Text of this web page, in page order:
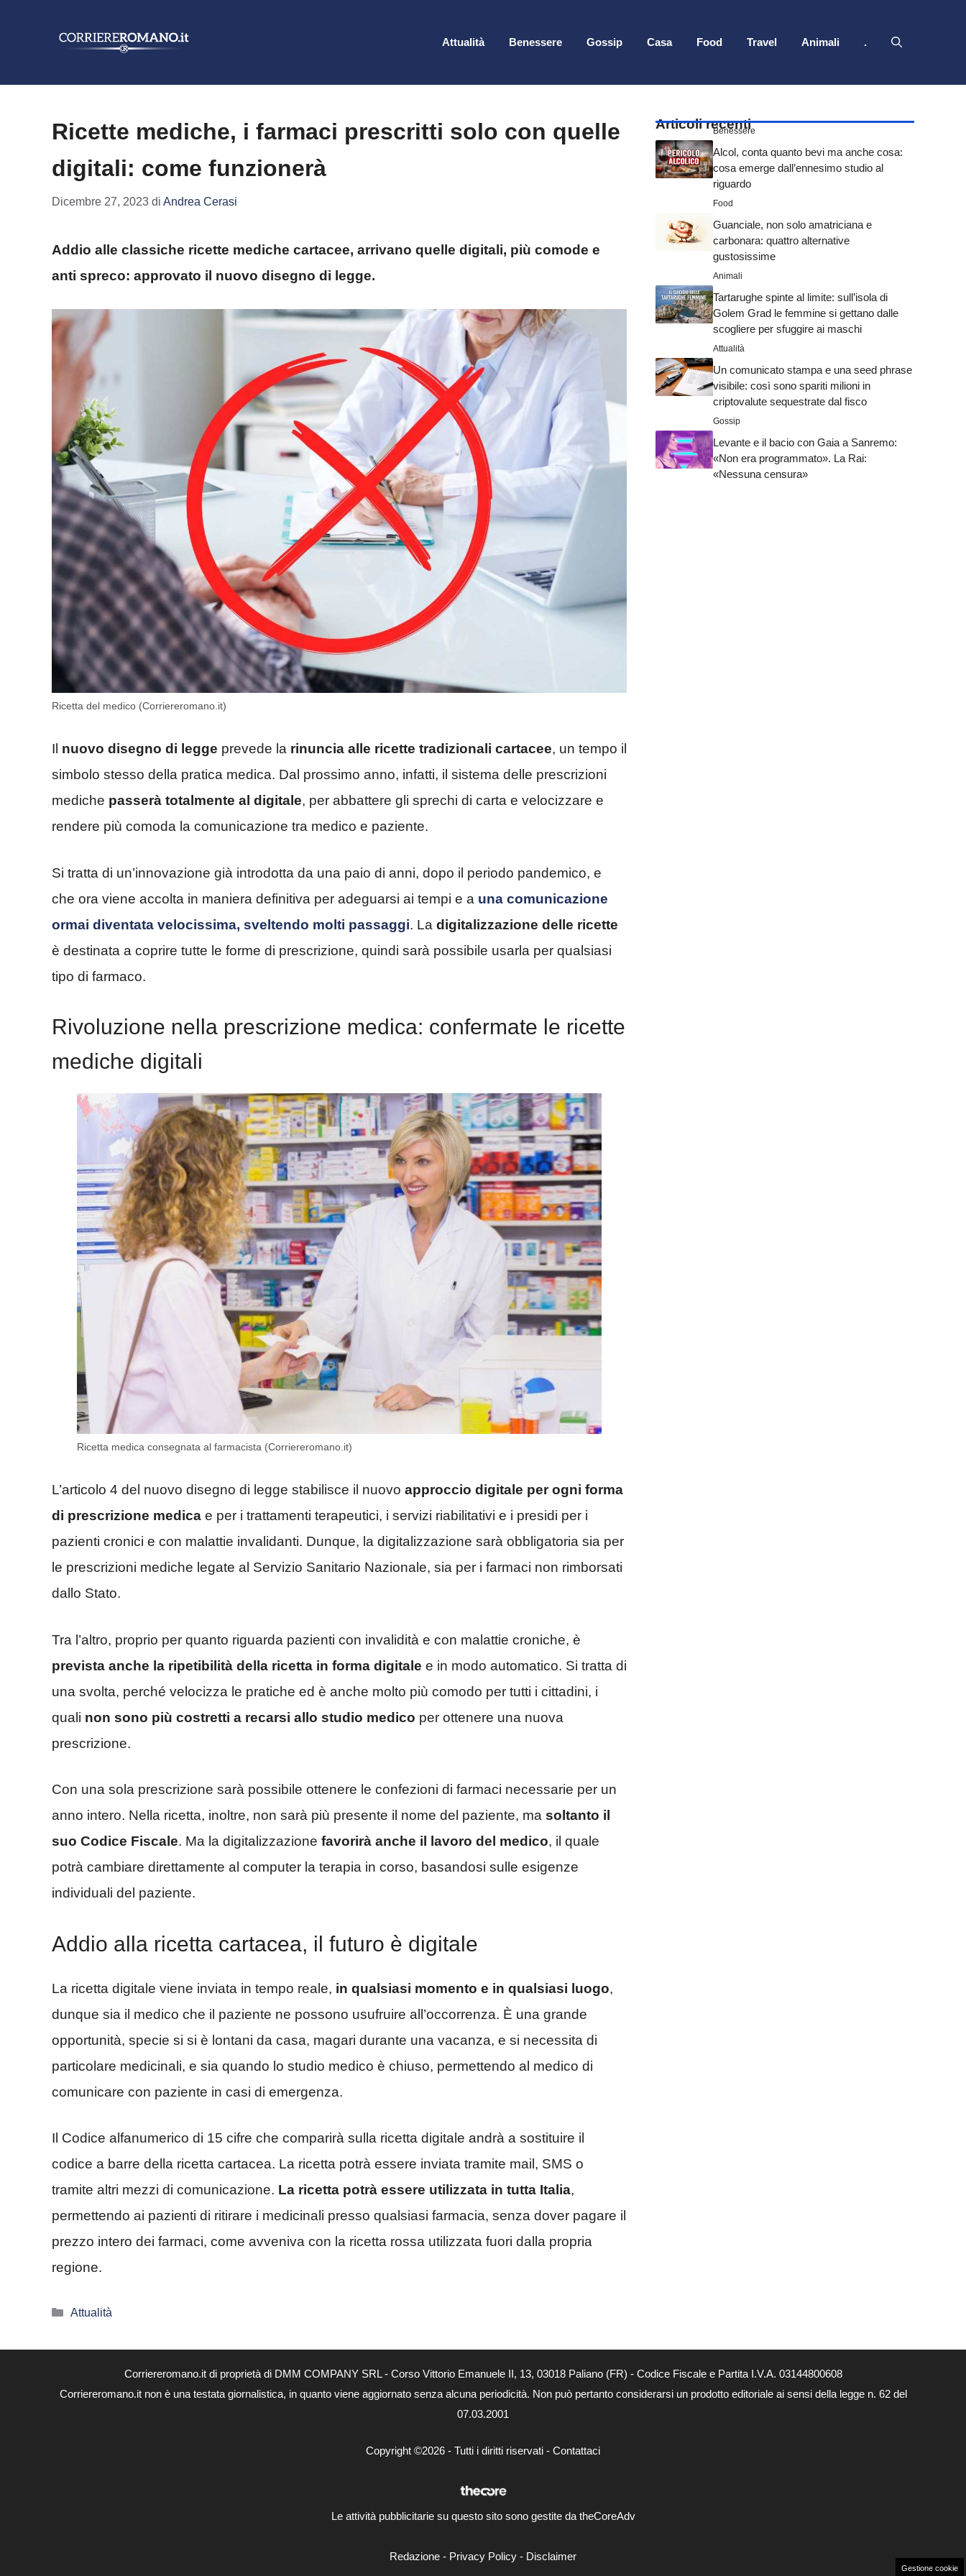
Attualità Benessere Gossip Casa Food Travel Animali .
Ricette mediche, i farmaci prescritti solo con quelle
digitali: come funzionerà
Dicembre 27, 2023 di Andrea Cerasi
Addio alle classiche ricette mediche cartacee, arrivano quelle digitali, più comode e
anti spreco: approvato il nuovo disegno di legge.
Ricetta del medico (Corriereromano.it)
Il nuovo disegno di legge prevede la rinuncia alle ricette tradizionali cartacee, un tempo il
simbolo stesso della pratica medica. Dal prossimo anno, infatti, il sistema delle prescrizioni
mediche passerà totalmente al digitale, per abbattere gli sprechi di carta e velocizzare e
rendere più comoda la comunicazione tra medico e paziente.
Si tratta di un’innovazione già introdotta da una paio di anni, dopo il periodo pandemico, e
che ora viene accolta in maniera definitiva per adeguarsi ai tempi e a una comunicazione
ormai diventata velocissima, sveltendo molti passaggi. La digitalizzazione delle ricette
è destinata a coprire tutte le forme di prescrizione, quindi sarà possibile usarla per qualsiasi
tipo di farmaco.
Rivoluzione nella prescrizione medica: confermate le ricette
mediche digitali
Ricetta medica consegnata al farmacista (Corriereromano.it)
L’articolo 4 del nuovo disegno di legge stabilisce il nuovo approccio digitale per ogni forma
di prescrizione medica e per i trattamenti terapeutici, i servizi riabilitativi e i presidi per i
pazienti cronici e con malattie invalidanti. Dunque, la digitalizzazione sarà obbligatoria sia per
le prescrizioni mediche legate al Servizio Sanitario Nazionale, sia per i farmaci non rimborsati
dallo Stato.
Tra l’altro, proprio per quanto riguarda pazienti con invalidità e con malattie croniche, è
prevista anche la ripetibilità della ricetta in forma digitale e in modo automatico. Si tratta di
una svolta, perché velocizza le pratiche ed è anche molto più comodo per tutti i cittadini, i
quali non sono più costretti a recarsi allo studio medico per ottenere una nuova
prescrizione.
Con una sola prescrizione sarà possibile ottenere le confezioni di farmaci necessarie per un
anno intero. Nella ricetta, inoltre, non sarà più presente il nome del paziente, ma soltanto il
suo Codice Fiscale. Ma la digitalizzazione favorirà anche il lavoro del medico, il quale
potrà cambiare direttamente al computer la terapia in corso, basandosi sulle esigenze
individuali del paziente.
Addio alla ricetta cartacea, il futuro è digitale
La ricetta digitale viene inviata in tempo reale, in qualsiasi momento e in qualsiasi luogo,
dunque sia il medico che il paziente ne possono usufruire all’occorrenza. È una grande
opportunità, specie si si è lontani da casa, magari durante una vacanza, e si necessita di
particolare medicinali, e sia quando lo studio medico è chiuso, permettendo al medico di
comunicare con paziente in casi di emergenza.
Il Codice alfanumerico di 15 cifre che comparirà sulla ricetta digitale andrà a sostituire il
codice a barre della ricetta cartacea. La ricetta potrà essere inviata tramite mail, SMS o
tramite altri mezzi di comunicazione. La ricetta potrà essere utilizzata in tutta Italia,
permettendo ai pazienti di ritirare i medicinali presso qualsiasi farmacia, senza dover pagare il
prezzo intero dei farmaci, come avveniva con la ricetta rossa utilizzata fuori dalla propria
regione.
Categorie
Attualità
Articoli recenti
Benessere
Alcol, conta quanto bevi ma anche cosa:
cosa emerge dall’ennesimo studio al
riguardo
Food
Guanciale, non solo amatriciana e
carbonara: quattro alternative
gustosissime
Animali
Tartarughe spinte al limite: sull’isola di
Golem Grad le femmine si gettano dalle
scogliere per sfuggire ai maschi
Attualità
Un comunicato stampa e una seed phrase
visibile: così sono spariti milioni in
criptovalute sequestrate dal fisco
Gossip
Levante e il bacio con Gaia a Sanremo:
«Non era programmato». La Rai:
«Nessuna censura»
Corriereromano.it di proprietà di DMM COMPANY SRL - Corso Vittorio Emanuele II, 13, 03018 Paliano (FR) - Codice Fiscale e Partita I.V.A. 03144800608
Corriereromano.it non è una testata giornalistica, in quanto viene aggiornato senza alcuna periodicità. Non può pertanto considerarsi un prodotto editoriale ai sensi della legge n. 62 del
07.03.2001
Copyright ©2026 - Tutti i diritti riservati - Contattaci
Le attività pubblicitarie su questo sito sono gestite da theCoreAdv
Redazione - Privacy Policy - Disclaimer
Gestione cookie